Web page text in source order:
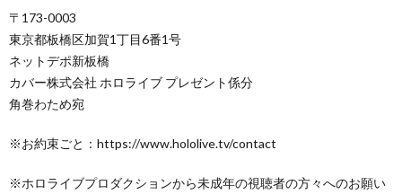
〒173-0003
東京都板橋区加賀1丁目6番1号
ネットデポ新板橋
カバー株式会社 ホロライブ プレゼント係分
角巻わため宛
※お約束ごと：https://www.hololive.tv/contact
※ホロライブプロダクションから未成年の視聴者の方々へのお願い